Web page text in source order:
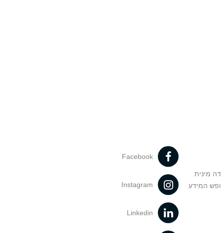
מינית
המידע
Facebook
Instagram
Linkedin